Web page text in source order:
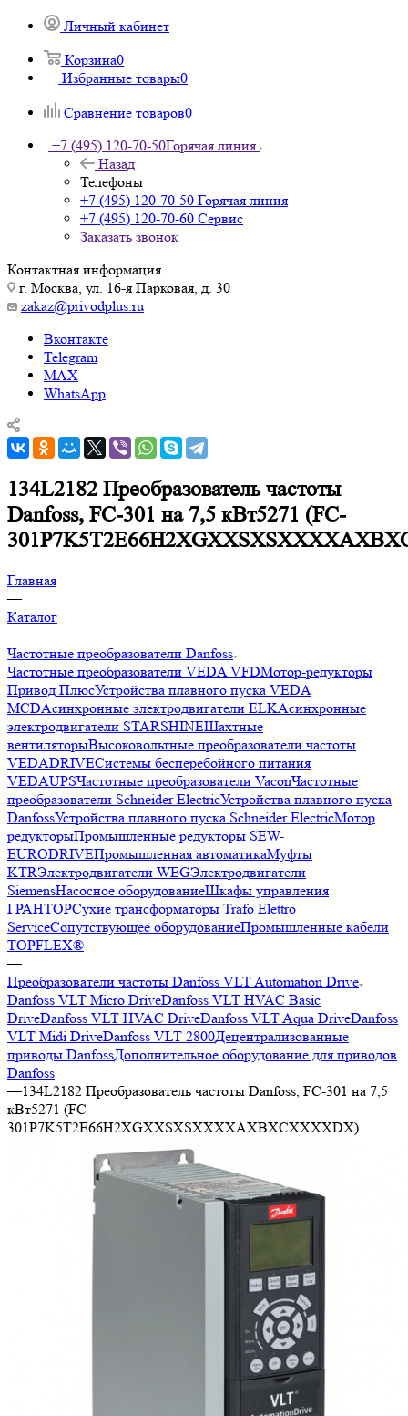
Личный кабинет
Корзина0
Избранные товары0
Сравнение товаров0
+7 (495) 120-70-50Горячая линия
Назад
Телефоны
+7 (495) 120-70-50 Горячая линия
+7 (495) 120-70-60 Сервис
Заказать звонок
Контактная информация
г. Москва, ул. 16-я Парковая, д. 30
zakaz@privodplus.ru
Вконтакте
Telegram
MAX
WhatsApp
134L2182 Преобразователь частоты
Danfoss, FC-301 на 7,5 кВт5271 (FC-
Главная
—
Каталог
—
Частотные преобразователи Danfoss
Частотные преобразователи VEDA VFDМотор-редукторы
Привод ПлюсУстройства плавного пуска VEDA
MCDАсинхронные электродвигатели ELKАсинхронные
электродвигатели STARSHINEШахтные
вентиляторыВысоковольтные преобразователи частоты
VEDADRIVEСистемы бесперебойного питания
VEDAUPSЧастотные преобразователи VaconЧастотные
преобразователи Schneider ElectricУстройства плавного пуска
DanfossУстройства плавного пуска Schneider ElectricМотор
редукторыПромышленные редукторы SEW-
EURODRIVEПромышленная автоматикаМуфты
KTRЭлектродвигатели WEGЭлектродвигатели
SiemensНасосное оборудованиеШкафы управления
ГРАНТОРСухие трансформаторы Trafo Elettro
ServiceСопутствующее оборудованиеПромышленные кабели
TOPFLEX®
—
Преобразователи частоты Danfoss VLT Automation Drive
Danfoss VLT Micro DriveDanfoss VLT HVAC Basic
DriveDanfoss VLT HVAC DriveDanfoss VLT Aqua DriveDanfoss
VLT Midi DriveDanfoss VLT 2800Децентрализованные
приводы DanfossДополнительное оборудование для приводов
Danfoss
—134L2182 Преобразователь частоты Danfoss, FC-301 на 7,5
кВт5271 (FC-
301P7K5T2E66H2XGXXSXSXXXXAXBXCXXXXDX)